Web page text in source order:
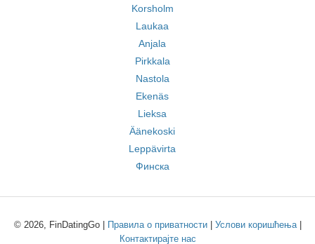
Korsholm
Laukaa
Anjala
Pirkkala
Nastola
Ekenäs
Lieksa
Äänekoski
Leppävirta
Финска
© 2026, FinDatingGo | Правила о приватности| Услови коришћења|
Контактирајте нас